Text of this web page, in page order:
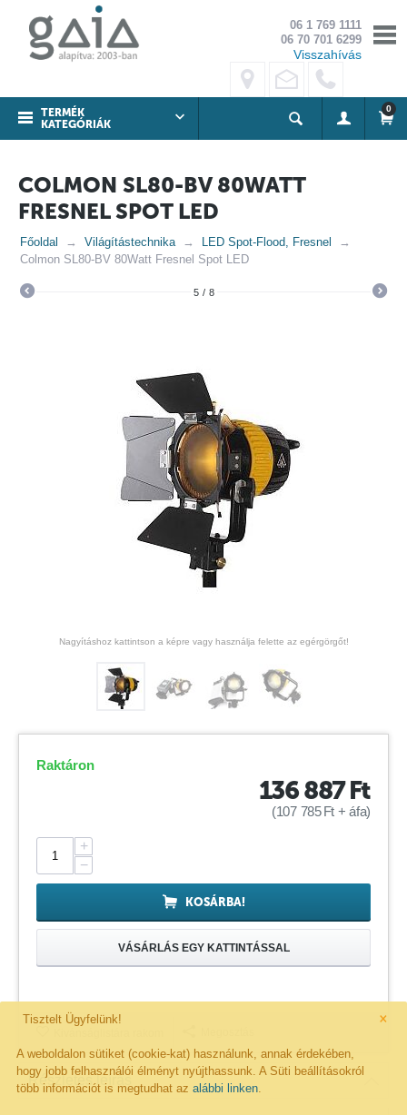
×
Tisztelt Ügyfelünk!
A weboldalon sütiket (cookie-kat) használunk, annak érdekében,
hogy jobb felhasználói élményt nyújthassunk. A Süti beállításokról
több információt is megtudhat az alábbi linken.
06 1 769 1111
06 70 701 6299
Visszahívás
TERMÉK
KATEGÓRIÁK
0
COLMON SL80-BV 80WATT
FRESNEL SPOT LED
Főoldal Világítástechnika
LED Spot-Flood, Fresnel
Colmon SL80-BV 80Watt Fresnel Spot LED
5 / 8
Nagyításhoz kattintson a képre vagy használja felette az egérgörgőt!
Raktáron
136 887Ft
(107 785Ft + áfa)
+
−
KOSÁRBA!
VÁSÁRLÁS EGY KATTINTÁSSAL
Részletes leírás